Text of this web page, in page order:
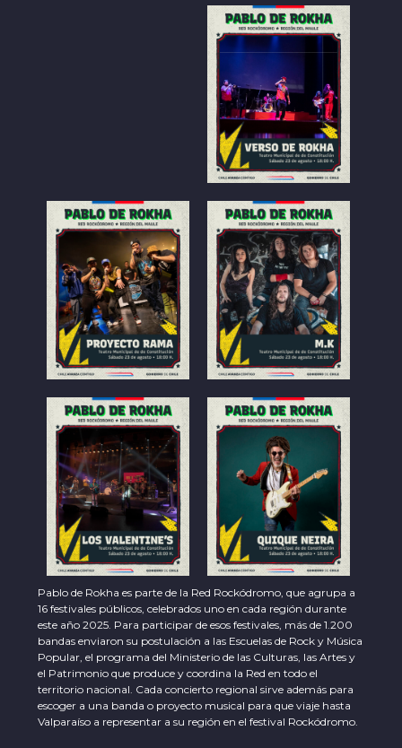
Pablo de Rokha es parte de la Red Rockódromo, que agrupa a
16 festivales públicos, celebrados uno en cada región durante
este año 2025. Para participar de esos festivales, más de 1.200
bandas enviaron su postulación a las Escuelas de Rock y Música
Popular, el programa del Ministerio de las Culturas, las Artes y
el Patrimonio que produce y coordina la Red en todo el
territorio nacional. Cada concierto regional sirve además para
escoger a una banda o proyecto musical para que viaje hasta
Valparaíso a representar a su región en el festival Rockódromo.